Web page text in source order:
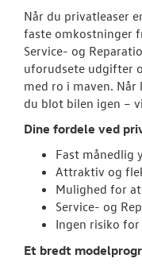
Når du privatleaser
faste omkostninger
Service- og
uforudsete udgifter
med ro i maven.
du blot bilen igen –
Dine fordele ved
Fast månedlig
Attraktiv og
Mulighed for
Service- og
Ingen risiko
Et bredt